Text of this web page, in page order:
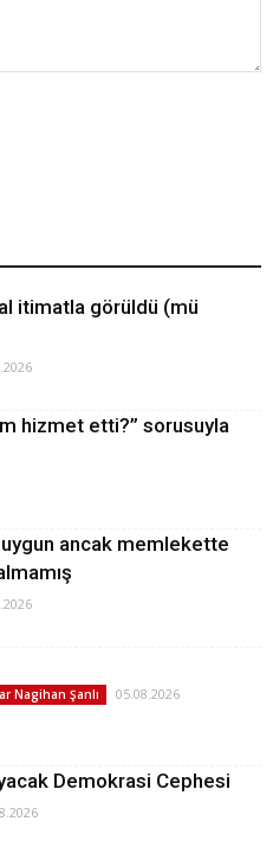
itimatla görüldü (mü
hizmet etti?” sorusuyla
ancak memlekette
Nagihan Şanlı 05.08.2026
Demokrasi Cephesi